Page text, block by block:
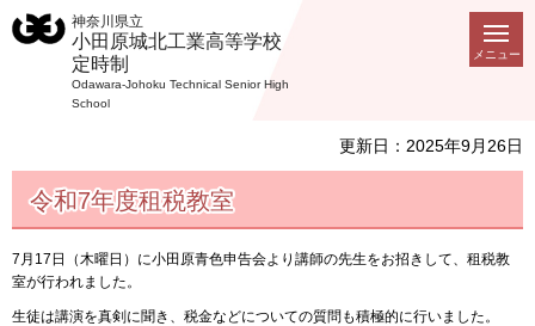
神奈川県立
小田原城北工業高等学校
定時制
Odawara-Johoku Technical Senior High
School
メニュー
更新日：2025年9月26日
令和7年度租税教室
7月17日（木曜日）に小田原青色申告会より講師の先生をお招きして、租税教
室が行われました。
生徒は講演を真剣に聞き、税金などについての質問も積極的に行いました。